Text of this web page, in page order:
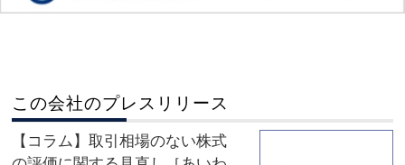
この会社のプレスリリース
【コラム】取引相場のない株式